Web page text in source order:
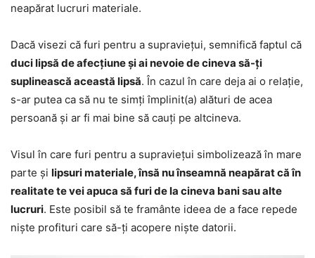
neapărat lucruri materiale.
Dacă visezi că furi pentru a supraviețui, semnifică faptul că
duci lipsă de afecțiune și ai nevoie de cineva să-ți
suplinească această lipsă. În cazul în care deja ai o relație,
s-ar putea ca să nu te simți împlinit(a) alături de acea
persoană și ar fi mai bine să cauți pe altcineva.
Visul în care furi pentru a supraviețui simbolizează în mare
parte și lipsuri materiale, însă nu înseamnă neapărat că în
realitate te vei apuca să furi de la cineva bani sau alte
lucruri. Este posibil să te framânte ideea de a face repede
niște profituri care să-ți acopere niște datorii.